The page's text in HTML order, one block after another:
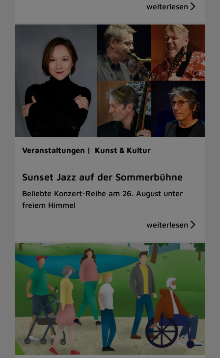
Veranstaltungen | Kunst & Kultur
Sunset Jazz auf der Sommerbühne
Beliebte Konzert-Reihe am 26. August unter
freiem Himmel